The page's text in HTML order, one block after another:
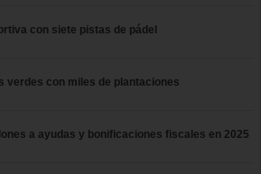
con siete pistas de pádel
verdes con miles de plantaciones
a ayudas y bonificaciones fiscales en 2025